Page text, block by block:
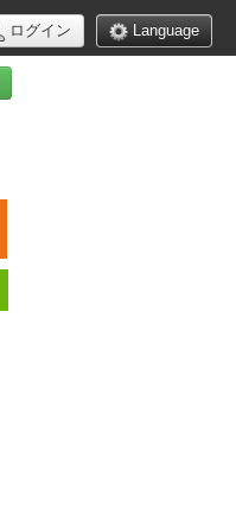
Language
ログイン